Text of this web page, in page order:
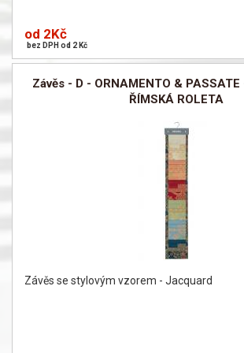
od 2Kč
bez DPH od 2 Kč
Závěs - D - ORNAMENTO &
ŘÍMSKÁ ROLETA
Závěs se stylovým vzorem - Jacquard